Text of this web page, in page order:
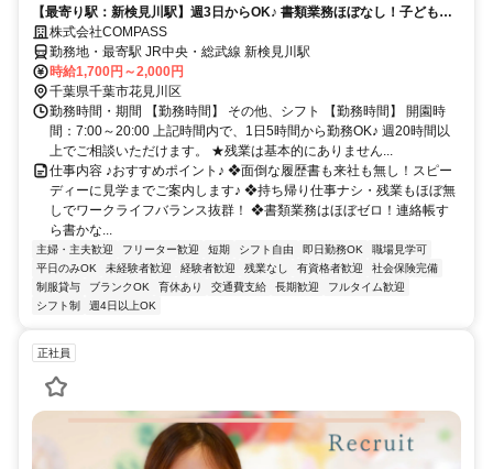
【最寄り駅：新検見川駅】週3日からOK♪ 書類業務ほぼなし！子どもた
ちとじっくり関われる環境★
株式会社COMPASS
勤務地・最寄駅 JR中央・総武線 新検見川駅
時給1,700円～2,000円
千葉県千葉市花見川区
勤務時間・期間 【勤務時間】 その他、シフト 【勤務時間】 開園時
間：7:00～20:00 上記時間内で、1日5時間から勤務OK♪ 週20時間以
上でご相談いただけます。 ★残業は基本的にありません...
仕事内容 ♪おすすめポイント♪ ❖面倒な履歴書も来社も無し！スピー
ディーに見学までご案内します♪ ❖持ち帰り仕事ナシ・残業もほぼ無
しでワークライフバランス抜群！ ❖書類業務はほぼゼロ！連絡帳す
ら書かな...
主婦・主夫歓迎 フリーター歓迎 短期 シフト自由 即日勤務OK
職場見学可
平日のみOK
未経験者歓迎 経験者歓迎 残業なし 有資格者歓迎
社会保険完備
制服貸与
ブランクOK 育休あり 交通費支給 長期歓迎
フルタイム歓迎
シフト制
週4日以上OK
正社員